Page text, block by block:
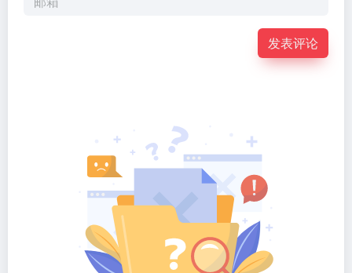
发表评论